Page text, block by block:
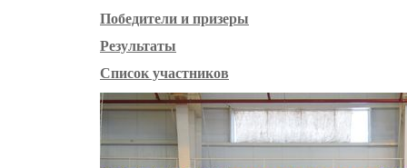
Победители и призеры
Результаты
Список участников